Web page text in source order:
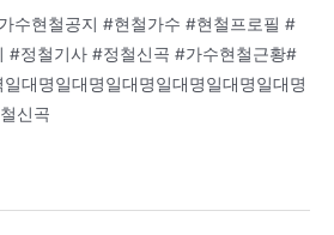
수현철공지 #현철가수 #현철프로필 #
#정철기사 #정철신곡 #가수현철근황#
대명일대명일대명일대명일대명일대명
신곡